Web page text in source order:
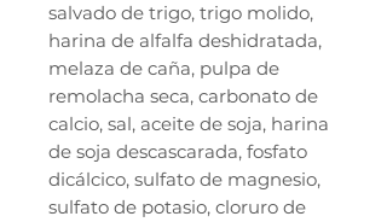
salvado de trigo, trigo molido,
harina de alfalfa deshidratada,
melaza de caña, pulpa de
remolacha seca, carbonato de
calcio, sal, aceite de soja, harina
de soja descascarada, fosfato
dicálcico, sulfato de magnesio,
sulfato de potasio, cloruro de